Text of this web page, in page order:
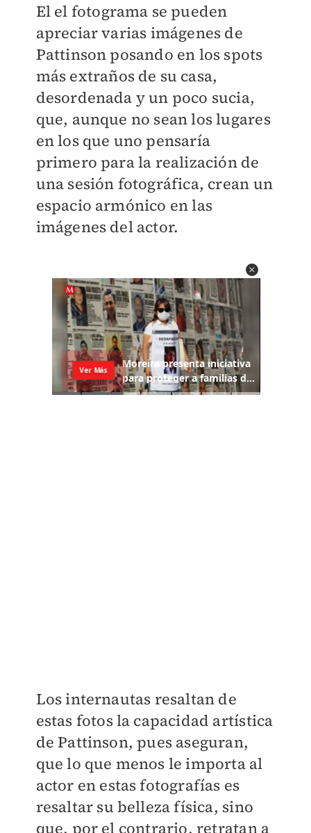
El el fotograma se pueden
apreciar varias imágenes de
Pattinson posando en los spots
más extraños de su casa,
desordenada y un poco sucia,
que, aunque no sean los lugares
en los que uno pensaría
primero para la realización de
una sesión fotográfica, crean un
espacio armónico en las
imágenes del actor.
Los internautas resaltan de
estas fotos la capacidad artística
de Pattinson, pues aseguran,
que lo que menos le importa al
actor en estas fotografías es
resaltar su belleza física, sino
que, por el contrario, retratan a